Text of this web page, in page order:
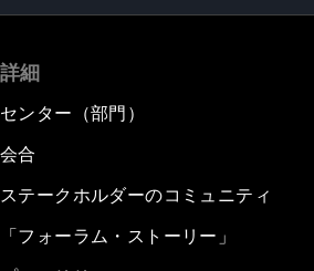
詳細
センター（部門）
会合
ステークホルダーのコミュニティ
「フォーラム・ストーリー」